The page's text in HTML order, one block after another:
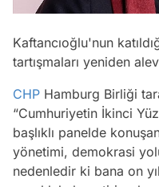
Kaftancıoğlu'nun
tartışmaları yeniden
CHP Hamburg Birliği
“Cumhuriyetin İkinci
başlıklı panelde
yönetimi, demokrasi
nedenledir ki bana on